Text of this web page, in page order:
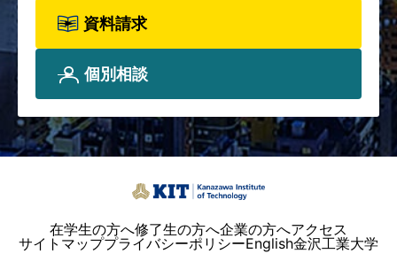
資料請求
個別相談
在学生の方へ修了生の方へ企業の方へアクセス
サイトマッププライバシーポリシーEnglish金沢工業大学